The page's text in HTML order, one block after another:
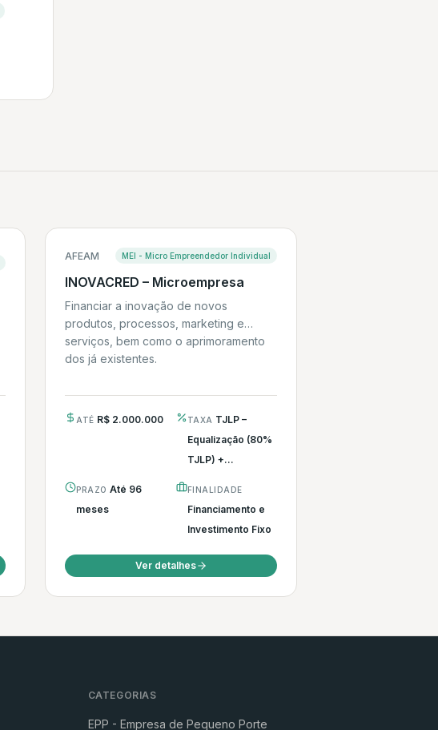
AFEAM MEI - Micro Empreendedor Individual
INOVACRED – Microempresa
Financiar a inovação de novos
produtos, processos, marketing e
serviços, bem como o aprimoramento
dos já existentes.
ATÉ R$ 2.000.000 TAXA TJLP –
Equalização (80%
TJLP) +...
PRAZOAté 96
meses
FINALIDADE
Financiamento e
Investimento Fixo
Ver detalhes
CATEGORIAS
EPP - Empresa de Pequeno Porte